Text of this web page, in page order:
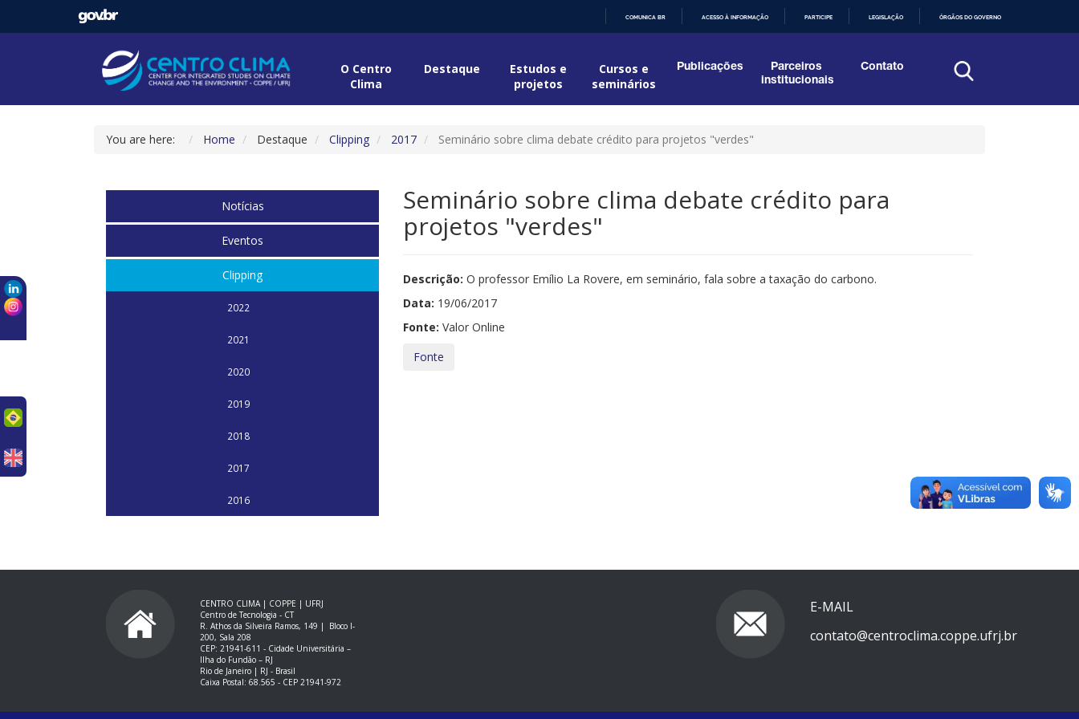
CONTEÚDO
COMUNICA BR ACESSO À INFORMAÇÃO PARTICIPE LEGISLAÇÃO ÓRGÃOS DO GOVERNO
O Centro
Clima
Destaque
Estudos e
projetos
Cursos e
seminários
Publicações
Parceiros
institucionais
Contato
You are here: Home Destaque Clipping 2017 Seminário sobre clima debate crédito para projetos "verdes"
Notícias
Eventos
Clipping
2022
2021
2020
2019
2018
2017
2016
Seminário sobre clima debate crédito para
projetos "verdes"
Descrição: O professor Emílio La Rovere, em seminário, fala sobre a taxação do carbono.
Data: 19/06/2017
Fonte: Valor Online
Fonte
CENTRO CLIMA | COPPE | UFRJ
Centro de Tecnologia - CT
R. Athos da Silveira Ramos, 149 |
Bloco I-
200, Sala 208
CEP: 21941-611 - Cidade Universitária –
Ilha do Fundão – RJ
Rio de Janeiro | RJ - Brasil
Caixa Postal: 68.565 - CEP 21941-972
E-MAIL
contato@centroclima.coppe.ufrj.br